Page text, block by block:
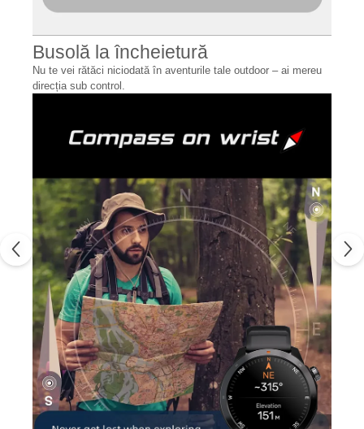
Busolă la încheietură
Nu te vei rătăci niciodată în aventurile tale outdoor – ai mereu
direcția sub control.